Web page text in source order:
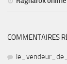
COMMENTAIRES